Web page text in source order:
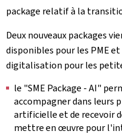
package relatif à la
Deux nouveaux packages
disponibles pour les PME
digitalisation pour les
le "SME Package - AI"
accompagner dans leurs
artificielle et de recevoir
mettre en œuvre pour